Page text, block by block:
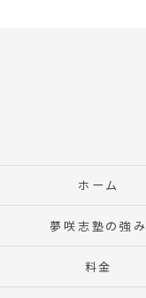
ホーム
夢咲志塾の強み
料金